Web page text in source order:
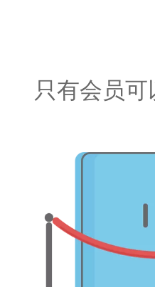
只有会员